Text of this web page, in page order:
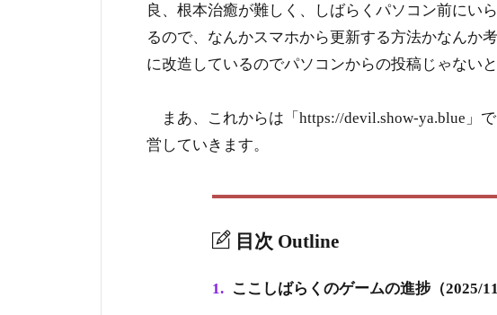
良、根本治癒が難しく、しばらくパソコン前にい
るので、なんかスマホから更新する方法かなんか
に改造しているのでパソコンからの投稿じゃない
まあ、これからは「https://devil.show-ya.blue」
営していきます。
目次 Outline
1. ここしばらくのゲームの進捗（2025/